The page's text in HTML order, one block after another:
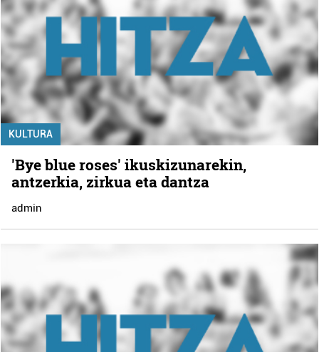
KULTURA
'Bye blue roses' ikuskizunarekin,
antzerkia, zirkua eta dantza
admin